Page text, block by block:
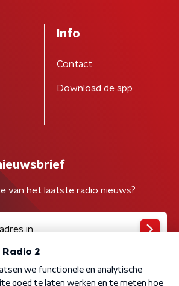
Info
Contact
Download de app
van het laatste radio nieuws?